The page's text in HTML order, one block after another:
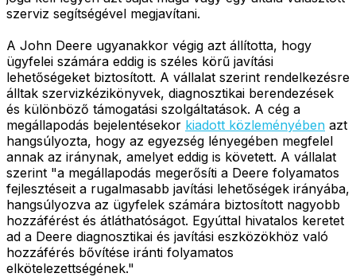
szerviz segítségével megjavítani.
A John Deere ugyanakkor végig azt állította, hogy
ügyfelei számára eddig is széles körű javítási
lehetőségeket biztosított. A vállalat szerint rendelkezésre
álltak szervizkézikönyvek, diagnosztikai berendezések
és különböző támogatási szolgáltatások. A cég a
megállapodás bejelentésekor kiadott közleményében azt
hangsúlyozta, hogy az egyezség lényegében megfelel
annak az iránynak, amelyet eddig is követett. A vállalat
szerint "a megállapodás megerősíti a Deere folyamatos
fejlesztéseit a rugalmasabb javítási lehetőségek irányába,
hangsúlyozva az ügyfelek számára biztosított nagyobb
hozzáférést és átláthatóságot. Egyúttal hivatalos keretet
ad a Deere diagnosztikai és javítási eszközökhöz való
hozzáférés bővítése iránti folyamatos
elkötelezettségének."